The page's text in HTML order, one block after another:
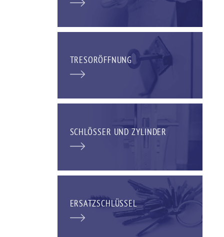
TRESORÖFFNUNG
SCHLÖSSER UND ZYLINDER
ERSATZSCHLÜSSEL